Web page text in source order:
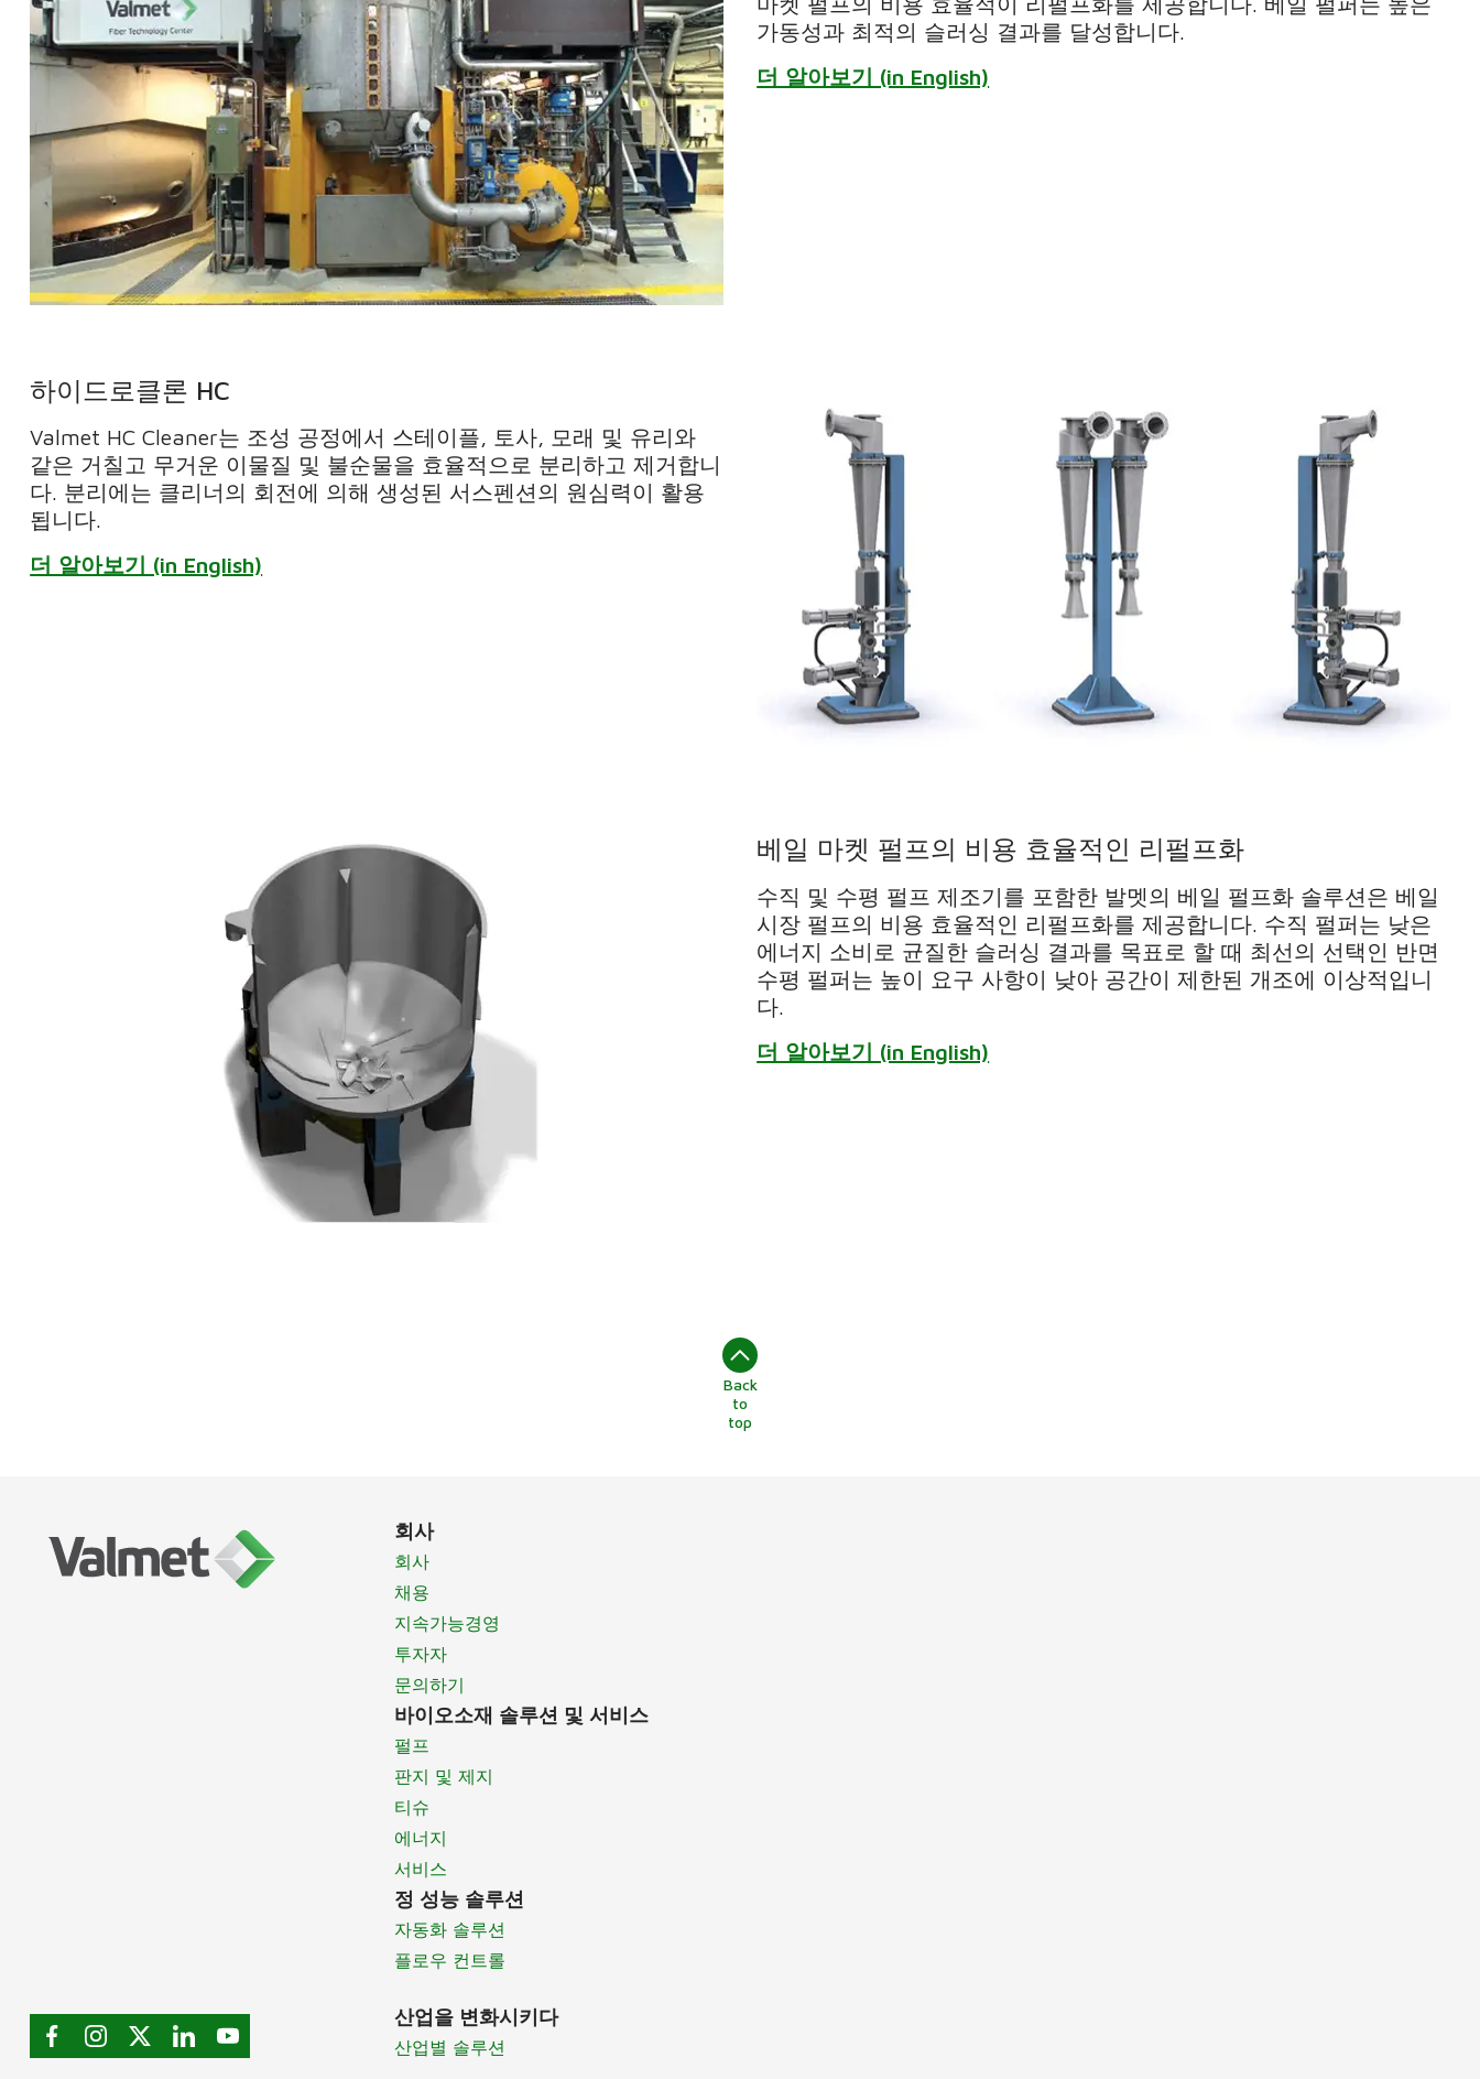
가동성과 최적의 슬러싱 결과를 달성합니다.
더 알아보기 (in English)
하이드로클론 HC
Valmet HC Cleaner는 조성 공정에서 스테이플, 토사, 모래 및 유리와
같은 거칠고 무거운 이물질 및 불순물을 효율적으로 분리하고 제거합니
다. 분리에는 클리너의 회전에 의해 생성된 서스펜션의 원심력이 활용
됩니다.
더 알아보기 (in English)
베일 마켓 펄프의 비용 효율적인 리펄프화
수직 및 수평 펄프 제조기를 포함한 발멧의 베일 펄프화 솔루션은 베일
시장 펄프의 비용 효율적인 리펄프화를 제공합니다. 수직 펄퍼는 낮은
에너지 소비로 균질한 슬러싱 결과를 목표로 할 때 최선의 선택인 반면
수평 펄퍼는 높이 요구 사항이 낮아 공간이 제한된 개조에 이상적입니
다.
더 알아보기 (in English)
Back
to
top
회사
회사
채용
지속가능경영
투자자
문의하기
바이오소재 솔루션 및 서비스
펄프
판지 및 제지
티슈
에너지
서비스
정 성능 솔루션
자동화 솔루션
플로우 컨트롤
산업을 변화시키다
산업별 솔루션